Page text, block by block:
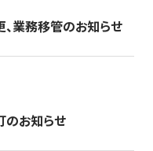
、業務移管のお知らせ
のお知らせ